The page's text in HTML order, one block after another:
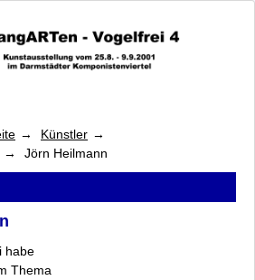
Künstler
Jörn Heilmann
habe
Thema